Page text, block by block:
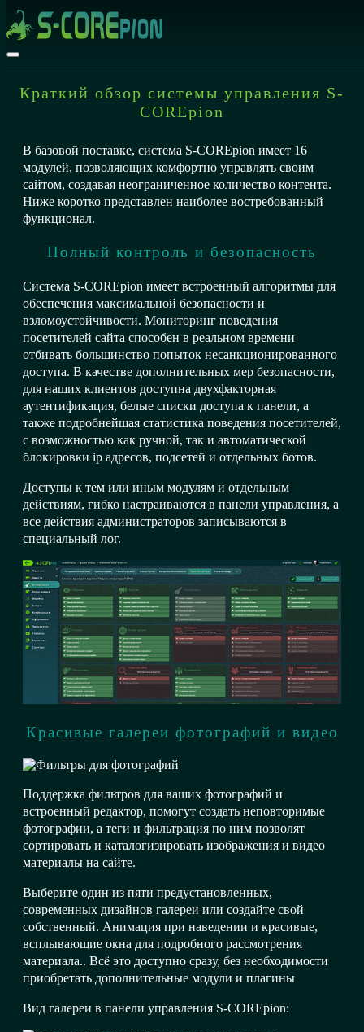
Краткий обзор системы управления S-
COREpion
В базовой поставке, система S-COREpion имеет 16
модулей, позволяющих комфортно управлять своим
сайтом, создавая неограниченное количество контента.
Ниже коротко представлен наиболее востребованный
функционал.
Полный контроль и безопасность
Система S-COREpion имеет встроенный алгоритмы для
обеспечения максимальной безопасности и
взломоустойчивости. Мониторинг поведения
посетителей сайта способен в реальном времени
отбивать большинство попыток несанкционированного
доступа. В качестве дополнительных мер безопасности,
для наших клиентов доступна двухфакторная
аутентификация, белые списки доступа к панели, а
также подробнейшая статистика поведения посетителей,
с возможностью как ручной, так и автоматической
блокировки ip адресов, подсетей и отдельных ботов.
Доступы к тем или иным модулям и отдельным
действиям, гибко настраиваются в панели управления, а
все действия администраторов записываются в
специальный лог.
Красивые галереи фотографий и видео
Поддержка фильтров для ваших фотографий и
встроенный редактор, помогут создать неповторимые
фотографии, а теги и фильтрация по ним позволят
сортировать и каталогизировать изображения и видео
материалы на сайте.
Выберите один из пяти предустановленных,
современных дизайнов галереи или создайте свой
собственный. Анимация при наведении и красивые,
всплывающие окна для подробного рассмотрения
материала.. Всё это доступно сразу, без необходимости
приобретать дополнительные модули и плагины
Вид галереи в панели управления S-COREpion: